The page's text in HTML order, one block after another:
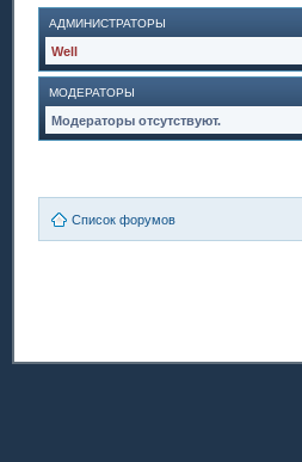
АДМИНИСТРАТОРЫ
Well
МОДЕРАТОРЫ
Модераторы отсутствуют.
Список форумов